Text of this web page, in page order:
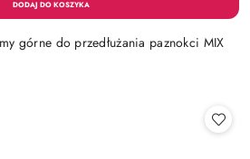
górne do przedłużania paznokci MIX